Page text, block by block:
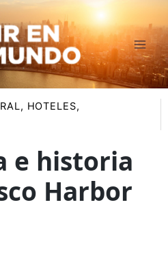
, HOTELES,
e historia
Harbor